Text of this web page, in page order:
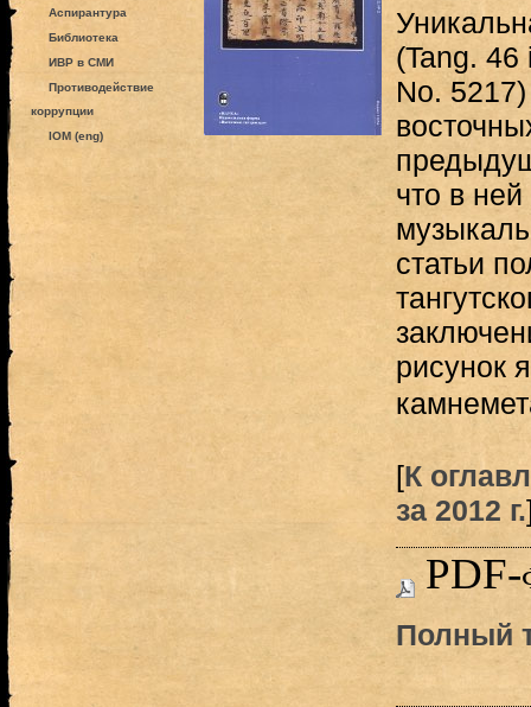
Аспирантура
Библиотека
ИВР в СМИ
Противодействие
коррупции
IOM (eng)
(Tang. 46
No.
что в
статьи
рисунок
[К
за 2012 г.
PDF-
Полный